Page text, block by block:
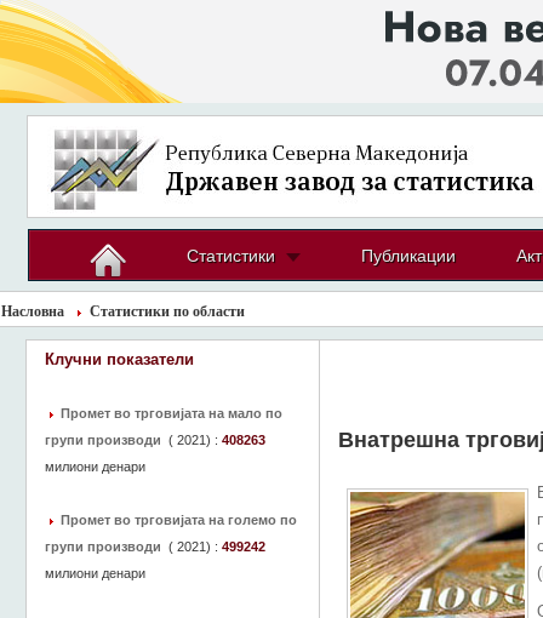
Статистики Публикации
Насловна Статистики по области
Внатрешна
Клучни показатели
Промет во трговијата на мало по
групи производи ( 2021) : 408263
милиони денари
Промет во трговијата на големо по
групи производи ( 2021) : 499242
милиони денари